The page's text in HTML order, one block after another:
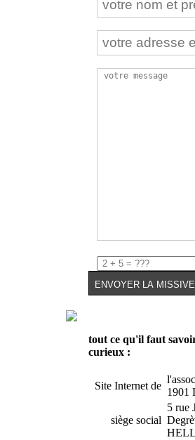
tout ce qu'il faut
curieux :
Site Internet de
1901
siège social
5 rue